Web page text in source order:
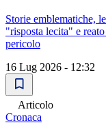
Storie emblematiche,
"risposta lecita" e
pericolo
16 Lug 2026 - 12:32
Articolo
Cronaca